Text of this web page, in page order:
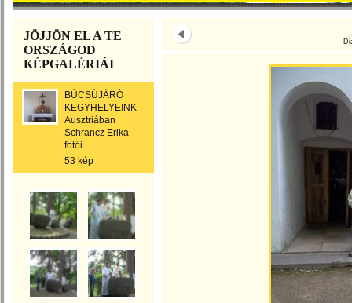
JÖJJÖN EL A TE
ORSZÁGOD
KÉPGALÉRIÁI
BÚCSÚJÁRÓ
KEGYHELYEINK
Ausztriában
Schrancz Erika
fotói
53 kép